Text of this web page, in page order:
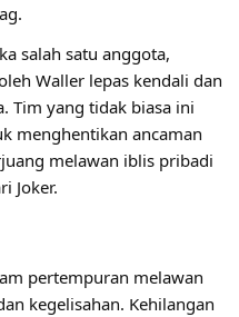
salah satu anggota,
Waller lepas kendali dan
Tim yang tidak biasa ini
menghentikan ancaman
melawan iblis pribadi
Joker.
pertempuran melawan
kegelisahan. Kehilangan